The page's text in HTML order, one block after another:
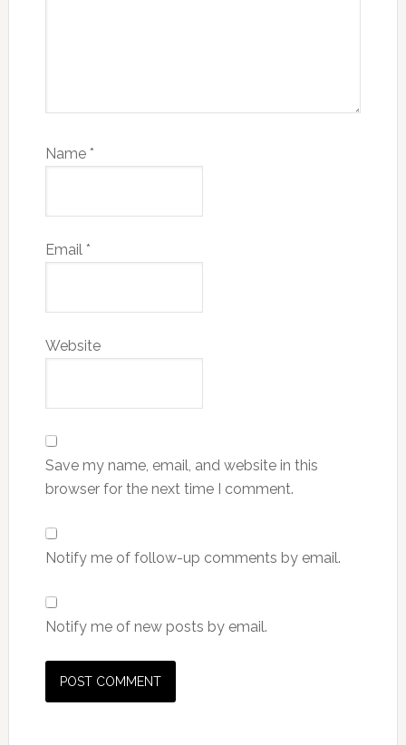
Name *
Email *
Website
Save my name, email, and website in this
browser for the next time I comment.
Notify me of follow-up comments by email.
Notify me of new posts by email.